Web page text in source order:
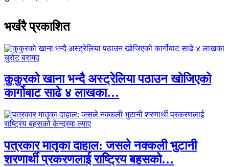
भर्खरै प्रकाशित
कुकुरको खाना भन्दै अस्ट्रेलिया पठाउन खोजिएको
कार्गोबाट साढे ४ लाखका…
पत्रकार मातृका दाहाल: जसले नक्कली भुटानी
शरणार्थी प्रकरणलाई राष्ट्रिय बहसको…